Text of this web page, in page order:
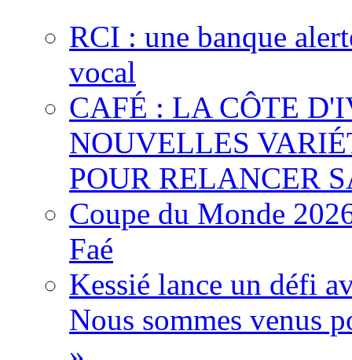
RCI : une banque
vocal
CAFÉ : LA CÔTE
NOUVELLES
POUR RELANCER
Coupe du Monde
Faé
Kessié lance un défi
Nous sommes venus